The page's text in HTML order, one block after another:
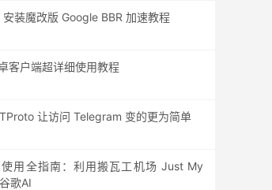
安装魔改版 Google BBR 加速教程
客户端超详细使用教程
让访问 Telegram 变的更为简单
使用全指南：利用搬瓦工机场 Just My
歌AI